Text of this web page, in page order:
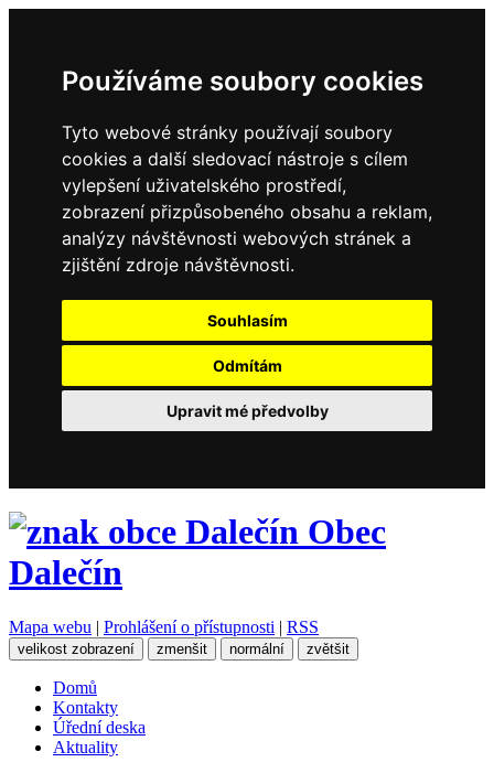
Používáme soubory cookies
Tyto webové stránky používají soubory
cookies a další sledovací nástroje s cílem
vylepšení uživatelského prostředí,
zobrazení přizpůsobeného obsahu a reklam,
analýzy návštěvnosti webových stránek a
zjištění zdroje návštěvnosti.
Souhlasím
Odmítám
Upravit mé předvolby
Obec
Dalečín
Mapa webu | Prohlášení o přístupnosti | RSS
velikost zobrazení zmenšit normální zvětšit
Domů
Kontakty
Úřední deska
Aktuality